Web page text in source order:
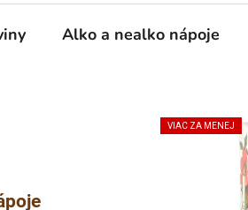
Alko a nealko nápoje
VIAC ZA MENEJ